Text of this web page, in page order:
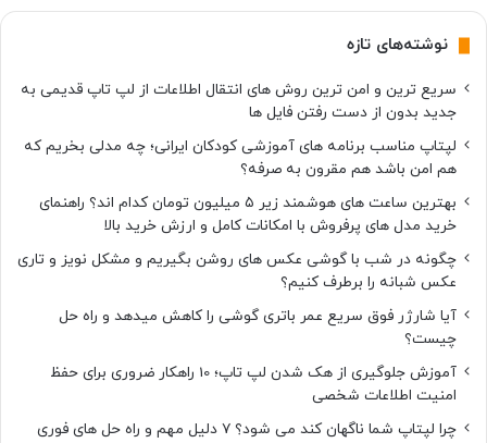
ت
و
ی
و
ب
ت
نوشته‌های تازه
سریع ترین و امن ترین روش های انتقال اطلاعات از لپ تاپ قدیمی به
جدید بدون از دست رفتن فایل ها
لپتاپ مناسب برنامه های آموزشی کودکان ایرانی؛ چه مدلی بخریم که
هم امن باشد هم مقرون به صرفه؟
بهترین ساعت های هوشمند زیر ۵ میلیون تومان کدام اند؟ راهنمای
خرید مدل های پرفروش با امکانات کامل و ارزش خرید بالا
چگونه در شب با گوشی عکس های روشن بگیریم و مشکل نویز و تاری
عکس شبانه را برطرف کنیم؟
آیا شارژر فوق سریع عمر باتری گوشی را کاهش میدهد و راه حل
چیست؟
آموزش جلوگیری از هک شدن لپ تاپ؛ 10 راهکار ضروری برای حفظ
امنیت اطلاعات شخصی
چرا لپتاپ شما ناگهان کند می شود؟ ۷ دلیل مهم و راه حل های فوری